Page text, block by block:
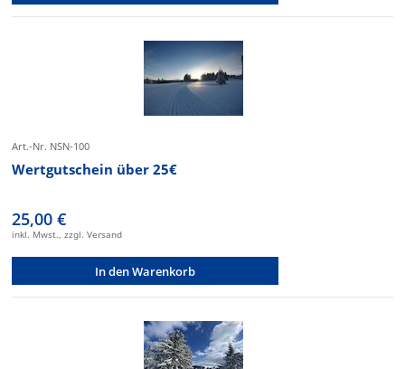
Art.-Nr. NSN-100
Wertgutschein über 25€
25,00 €
inkl. Mwst., zzgl. Versand
In den Warenkorb